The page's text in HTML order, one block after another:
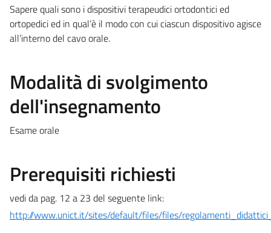
Sapere quali sono i dispositivi terapeudici ortodontici ed
ortopedici ed in qual’è il modo con cui ciascun dispositivo agisce
all’interno del cavo orale.
Modalità di svolgimento
dell'insegnamento
Esame orale
Prerequisiti richiesti
vedi da pag. 12 a 23 del seguente link:
http://www.unict.it/sites/default/files/files/